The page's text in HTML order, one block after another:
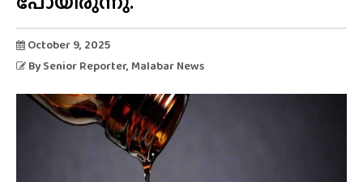
October 9, 2025
By Senior Reporter, Malabar News